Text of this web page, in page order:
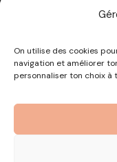
On utilise des cookies
navigation et améliorer
personnaliser ton choix à
capital de
OF n°93 13 18812
région